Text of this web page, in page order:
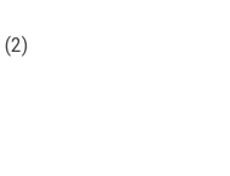
(2)